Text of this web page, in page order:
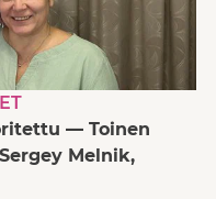
— Toinen
Melnik,